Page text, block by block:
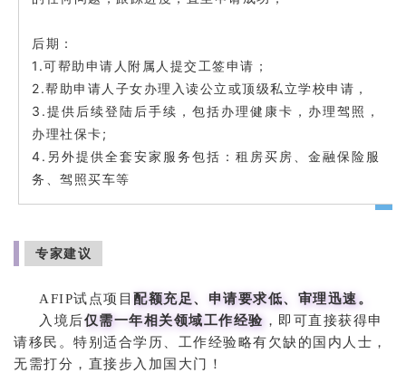
后期：
1.可帮助申请人附属人提交工签申请；
2.帮助申请人子女办理入读公立或顶级私立学校申请，
3. 提供后续登陆后手续，包括办理健康卡，办理驾照，
办理社保卡 ;
4. 另外提供全套安家服务包括：租房买房、金融保险服
务、驾照买车等
专家建议
AFIP试点项目 配额充足、申请要求低、审理迅速。
入境后仅需一年相关领域工作经验 ，即可直接获得申
请移民。特别适合学历、工作经验略有欠缺的国内人士，
无需打分，直接步入加国大门！